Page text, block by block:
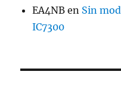
EA4NB en Sin
IC7300